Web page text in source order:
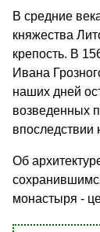
В средние
княжества
крепость. В
Ивана
наших дней
возведенных
впоследствии
Об
монастыря -